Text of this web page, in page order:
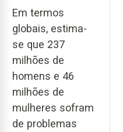
Em termos
globais, estima-
se que 237
milhões de
homens e 46
milhões de
mulheres sofram
de problemas